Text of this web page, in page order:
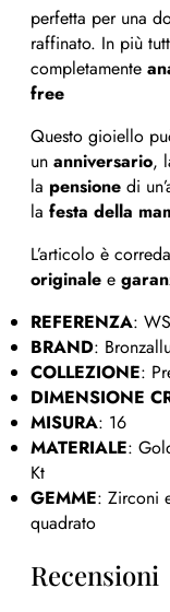
perfetta per una
raffinato. In più
completamente
free
Questo gioiello
un anniversario,
la pensione di
la festa della
L’articolo è
originale e
REFERENZA:
BRAND:
COLLEZIONE:
DIMENSIONE
MISURA: 16
MATERIALE:
Kt
GEMME: Zirconi
quadrato
Recensioni